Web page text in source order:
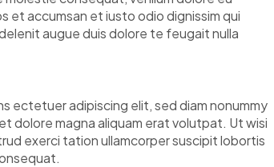
et accumsan et iusto odio dignissim qui
augue duis dolore te feugait nulla
ectetuer adipiscing elit, sed diam nonummy
dolore magna aliquam erat volutpat. Ut wisi
exerci tation ullamcorper suscipit lobortis